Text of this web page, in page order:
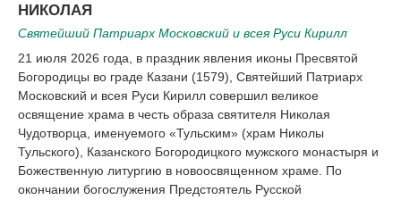
НИКОЛАЯ
Святейший Патриарх Московский и всея Руси Кирилл
21 июля 2026 года, в праздник явления иконы Пресвятой
Богородицы во граде Казани (1579), Святейший Патриарх
Московский и всея Руси Кирилл совершил великое
освящение храма в честь образа святителя Николая
Чудотворца, именуемого «Тульским» (храм Николы
Тульского), Казанского Богородицкого мужского монастыря и
Божественную литургию в новоосвященном храме. По
окончании богослужения Предстоятель Русской